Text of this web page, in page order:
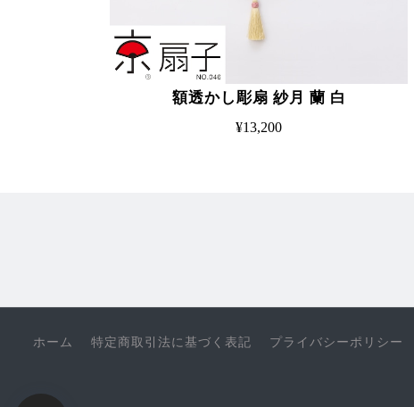
額透かし彫扇 紗月 蘭 白
¥13,200
ホーム 特定商取引法に基づく表記 プライバシーポリシー